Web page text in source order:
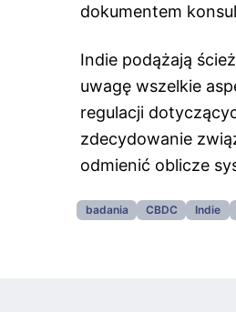
dokumentem
Indie podążają
uwagę wszelkie
regulacji
zdecydowanie
odmienić oblicze
badania CBDC Indie